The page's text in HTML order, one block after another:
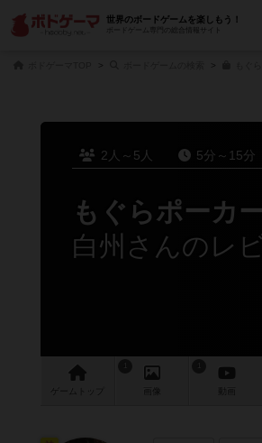
世界のボードゲームを楽しもう！
ボードゲーム専門の総合情報サイト
2人～5人 5分～15分
もぐらポーカ
白州さんのレ
ゲーム 画像